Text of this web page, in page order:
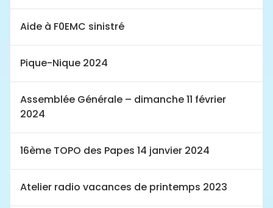
Aide à F0EMC sinistré
Pique-Nique 2024
Assemblée Générale – dimanche 11 février
2024
16ème TOPO des Papes 14 janvier 2024
Atelier radio vacances de printemps 2023